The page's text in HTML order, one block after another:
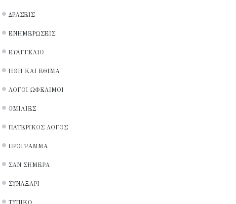
ΔΡΆΣΕΙΣ
ΕΝΗΜΕΡΏΣΕΙΣ
ΕΥΑΓΓΈΛΙΟ
ΉΘΗ ΚΑΙ ΈΘΙΜΑ
ΛΌΓΟΙ ΩΦΈΛΙΜΟΙ
ΟΜΙΛΊΕΣ
ΠΑΤΕΡΙΚΌΣ ΛΌΓΟΣ
ΠΡΌΓΡΑΜΜΑ
ΣΑΝ ΣΉΜΕΡΑ
ΣΥΝΑΞΆΡΙ
ΤΥΠΙΚΌ